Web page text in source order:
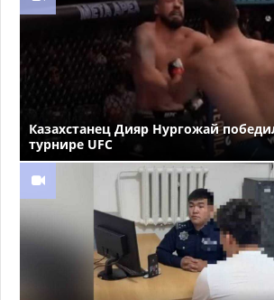
Казахстанец Дияр Нургожай
турнире UFC